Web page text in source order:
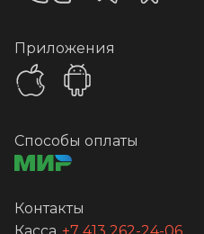
Приложения
Способы оплаты
Контакты